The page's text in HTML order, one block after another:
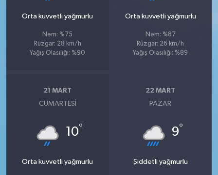
Orta kuvvetli yağmurlu
Nem: %75
Rüzgar: 28 km/h
Yağış Olasılığı: %90
Orta kuvvetli yağmurlu
Nem: %87
Rüzgar: 26 km/h
Yağış Olasılığı: %89
21 MART
CUMARTESI
10°
Orta kuvvetli yağmurlu
22 MART
PAZAR
9°
Şiddetli yağmurlu